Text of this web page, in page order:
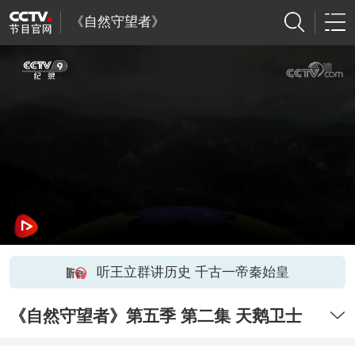
《自然守望者》
听王立群讲历史 千古一帝秦始皇
《自然守望者》第五季 第二集 天鹅卫士